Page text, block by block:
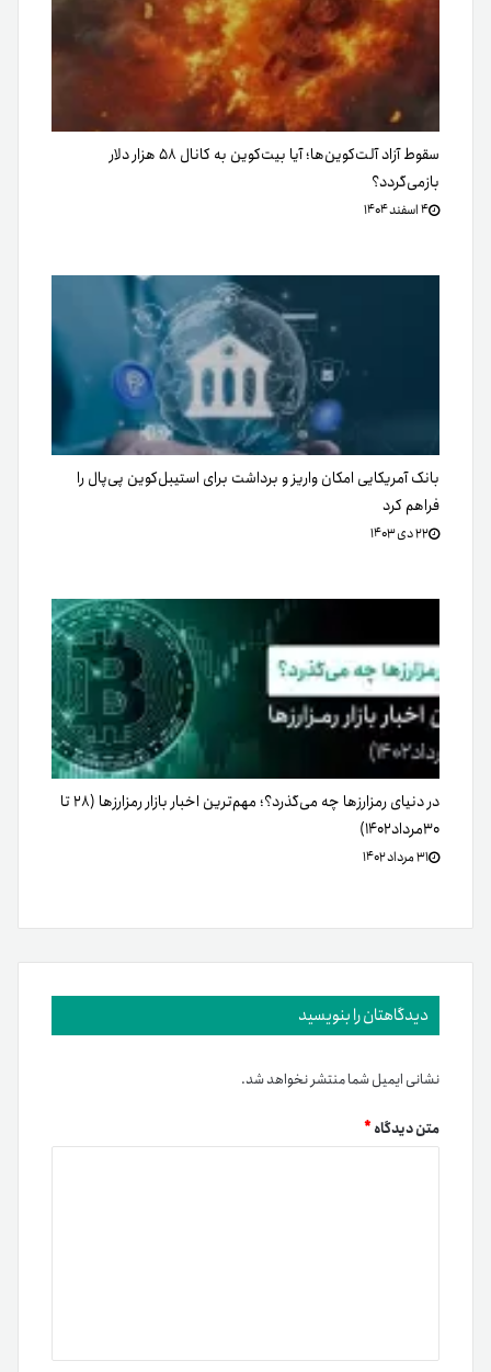
سقوط آزاد آلت‌کوین‌ها؛ آیا بیت‌کوین به کانال ۵۸ هزار دلار
بازمی‌گردد؟
۴ اسفند ۱۴۰۴
بانک آمریکایی امکان واریز و برداشت برای استیبل‌کوین پی‌پال را
فراهم کرد
۲۲ دی ۱۴۰۳
در دنیای رمزارزها چه می‌گذرد؟؛ مهم‌ترین اخبار بازار رمزارزها (۲۸ تا
۳۰مرداد۱۴۰۲)
۳۱ مرداد ۱۴۰۲
دیدگاهتان را بنویسید
نشانی ایمیل شما منتشر نخواهد شد.
متن دیدگاه*